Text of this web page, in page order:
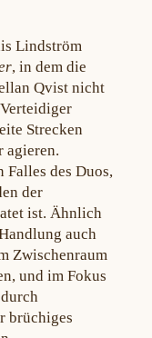
Lindström
, in dem die
Qvist nicht
Strecken
agieren.
Falles des Duos,
der
ist. Ähnlich
auch
Zwischenraum
und im Fokus
brüchiges